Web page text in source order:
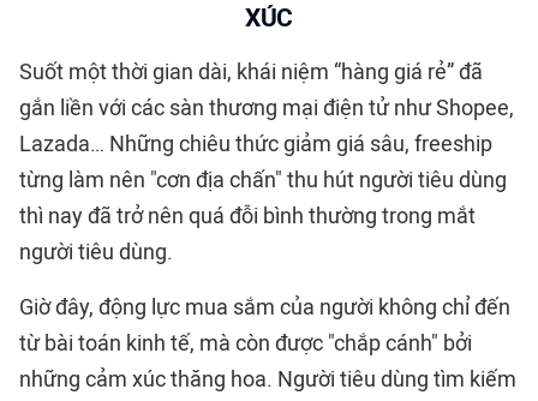
XÚC
Suốt một thời gian dài, khái niệm “hàng giá rẻ” đã
gắn liền với các sàn thương mại điện tử như Shopee,
Lazada… Những chiêu thức giảm giá sâu, freeship
từng làm nên "cơn địa chấn" thu hút người tiêu dùng
thì nay đã trở nên quá đỗi bình thường trong mắt
người tiêu dùng.
Giờ đây, động lực mua sắm của người không chỉ đến
từ bài toán kinh tế, mà còn được "chắp cánh" bởi
những cảm xúc thăng hoa. Người tiêu dùng tìm kiếm